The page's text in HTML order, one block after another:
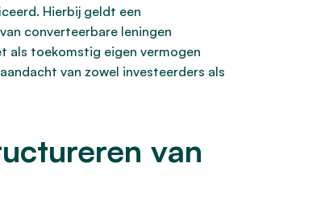
Hierbij geldt een
converteerbare leningen
als toekomstig eigen vermogen
van zowel investeerders als
van